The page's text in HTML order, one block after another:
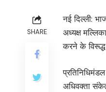
SHARE
नई दिल्ली:
अध्यक्ष
करने के
अधिवक्ता